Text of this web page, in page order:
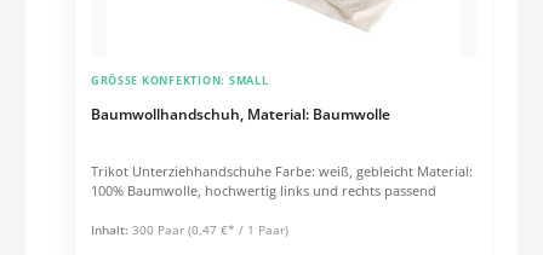
Baumwollhandschuh, Material: Baumwolle
GRÖSSE KONFEKTION: SMALL
Trikot Unterziehhandschuhe Farbe: weiß, gebleicht Material:
100% Baumwolle, hochwertig links und rechts passend
Inhalt: 300 Paar (0,47 €* / 1 Paar)